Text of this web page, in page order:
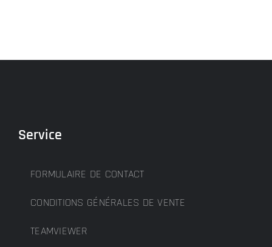
Service
FORMULAIRE DE CONTACT
CONDITIONS GÉNÉRALES DE VENTE
TEAMVIEWER